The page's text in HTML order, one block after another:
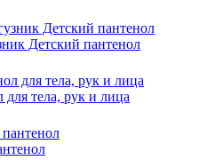
Детский пантенол
тела, рук и лица